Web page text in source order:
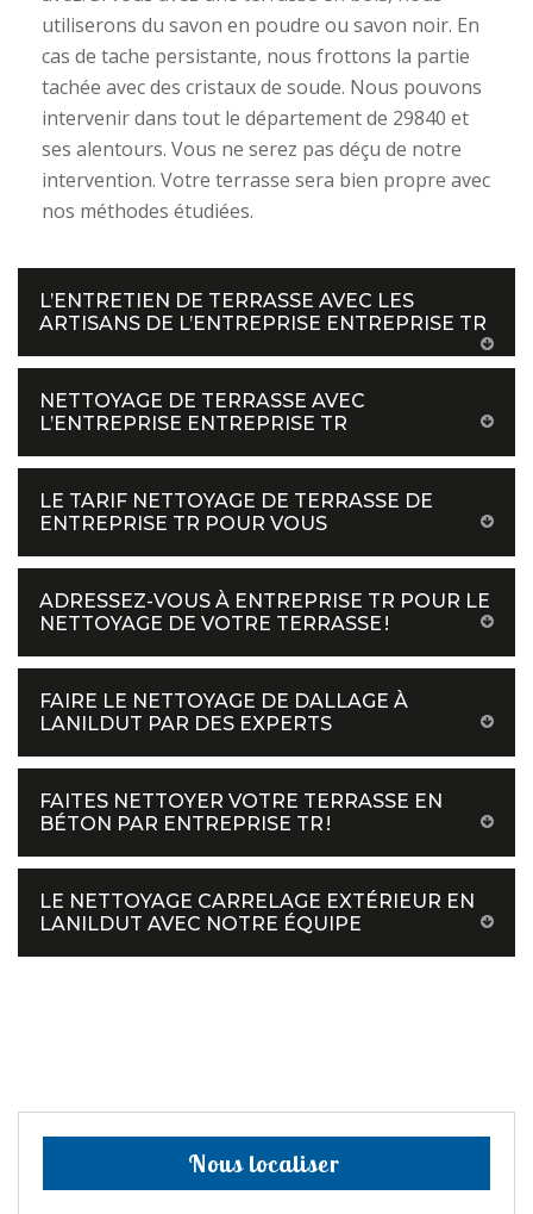
utiliserons du savon en poudre ou savon noir. En
cas de tache persistante, nous frottons la partie
tachée avec des cristaux de soude. Nous pouvons
intervenir dans tout le département de 29840 et
ses alentours. Vous ne serez pas déçu de notre
intervention. Votre terrasse sera bien propre avec
nos méthodes étudiées.
L’ENTRETIEN DE TERRASSE AVEC LES
ARTISANS DE L’ENTREPRISE ENTREPRISE TR
NETTOYAGE DE TERRASSE AVEC
L’ENTREPRISE ENTREPRISE TR
LE TARIF NETTOYAGE DE TERRASSE DE
ENTREPRISE TR POUR VOUS
ADRESSEZ-VOUS À ENTREPRISE TR POUR LE
NETTOYAGE DE VOTRE TERRASSE !
FAIRE LE NETTOYAGE DE DALLAGE À
LANILDUT PAR DES EXPERTS
FAITES NETTOYER VOTRE TERRASSE EN
BÉTON PAR ENTREPRISE TR !
LE NETTOYAGE CARRELAGE EXTÉRIEUR EN
LANILDUT AVEC NOTRE ÉQUIPE
Nous localiser